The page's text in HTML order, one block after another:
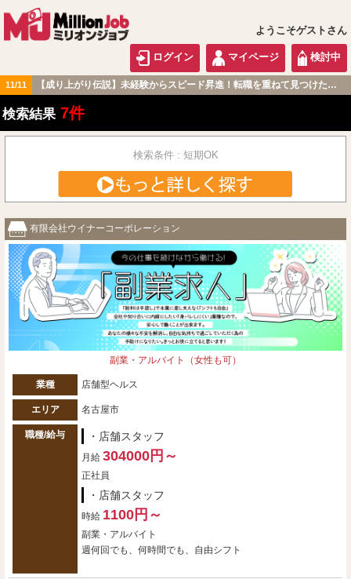
ようこそゲストさん
ログイン マイページ 検討中
11/11 【成り上がり伝説】未経験からスピード昇進！転職を重ねて見つけた『本当に働きやすい職場』とは？
東海版
検索結果 7件
検索条件 : 短期OK
有限会社ウイナーコーポレーション
副業・アルバイト（女性も可）
業種 店舗型ヘルス
エリア 名古屋市
職種/給与 ・店舗スタッフ
月給 304000円～
正社員
・店舗スタッフ
時給 1100円～
副業・アルバイト
週何回でも、何時間でも、自由シフト